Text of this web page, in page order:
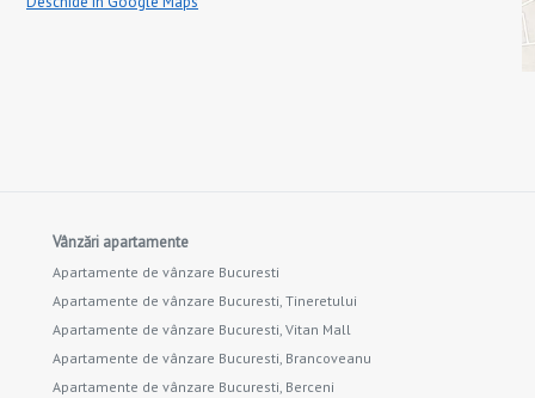
Vânzări apartamente
Apartamente de vânzare Bucuresti
Apartamente de vânzare Bucuresti, Tineretului
Apartamente de vânzare Bucuresti, Vitan Mall
Apartamente de vânzare Bucuresti, Brancoveanu
Apartamente de vânzare Bucuresti, Berceni